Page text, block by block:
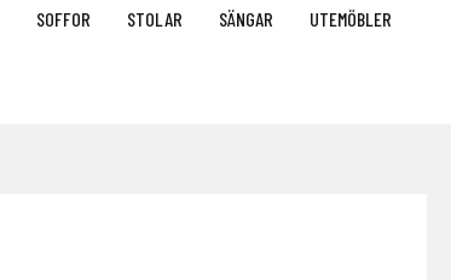
SOFFOR STOLAR SÄNGAR UTEMÖBLER